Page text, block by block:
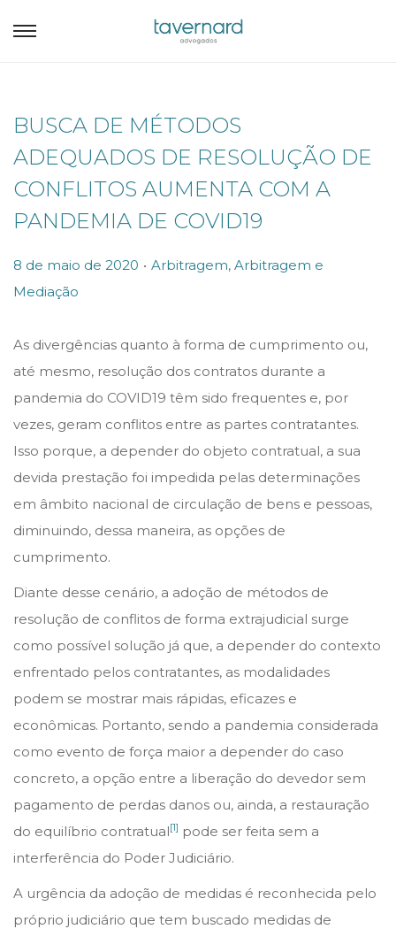
BUSCA DE MÉTODOS
ADEQUADOS DE RESOLUÇÃO DE
CONFLITOS AUMENTA COM A
PANDEMIA DE COVID19
P
o
t
e
d
o
n
8 de maio de 2020 . P
t
e
d
i
n
Arbitragem, Arbitragem e
Mediação
As divergências quanto à forma de cumprimento ou,
até mesmo, resolução dos contratos durante a
pandemia do COVID19 têm sido frequentes e, por
vezes, geram conflitos entre as partes contratantes.
Isso porque, a depender do objeto contratual, a sua
devida prestação foi impedida pelas determinações
em âmbito nacional de circulação de bens e pessoas,
diminuindo, dessa maneira, as opções de
cumprimento.
Diante desse cenário, a adoção de métodos de
resolução de conflitos de forma extrajudicial surge
como possível solução já que, a depender do contexto
enfrentado pelos contratantes, as modalidades
podem se mostrar mais rápidas, eficazes e
econômicas. Portanto, sendo a pandemia considerada
como evento de força maior a depender do caso
concreto, a opção entre a liberação do devedor sem
pagamento de perdas danos ou, ainda, a restauração
do equilíbrio contratual[1] pode ser feita sem a
interferência do Poder Judiciário.
A urgência da adoção de medidas é reconhecida pelo
próprio judiciário que tem buscado medidas de